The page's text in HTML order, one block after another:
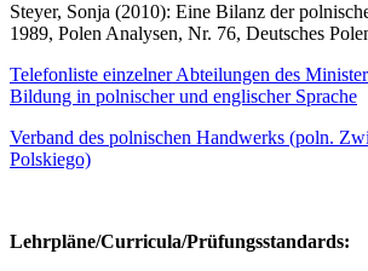
Steyer, Sonja (2010): Eine Bilanz der
1989, Polen Analysen, Nr. 76, Deutsches
Telefonliste einzelner Abteilungen des
Bildung in polnischer und englischer Sprache
Verband des polnischen Handwerks (poln.
Polskiego)
Lehrpläne/Curricula/Prüfungsstandards: